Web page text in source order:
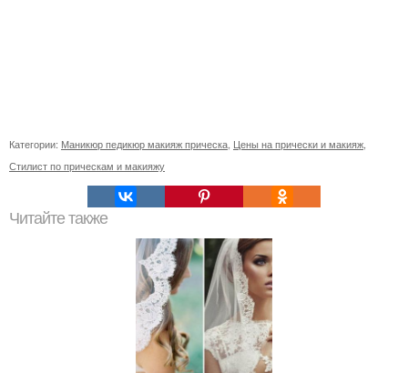
Категории: Маникюр педикюр макияж прическа Цены на прически и макияж
Стилист по прическам и макияжу
Читайте также